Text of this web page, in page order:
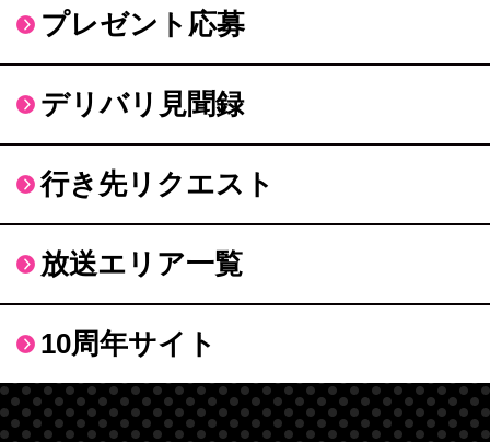
プレゼント応募
デリバリ見聞録
行き先リクエスト
放送エリア一覧
10周年サイト